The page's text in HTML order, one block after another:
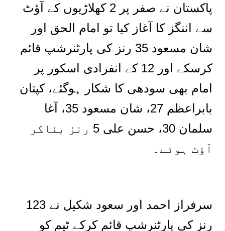
پاکستان نے صفر پر 2 کھلاڑیوں کے آؤٹ
سے اننگز کا آغاز کیا تو امام الحق اور
شان مسعود 35 رنز کی پارٹنرشپ قائم
کرسکے اور 12 کے انفرادی اسکور پر
امام بھی سودھی کا شکار ہوگئے، کپتان
بابراعظم 27، شان مسعود 35، آغا
سلمان 30، حسن علی 5 رنز بناکر
آؤٹ ہوئے۔
سرفراز احمد اور سعود شکیل نے 123
رنز کی پارٹنرشپ قائم کرکے ٹیم کو